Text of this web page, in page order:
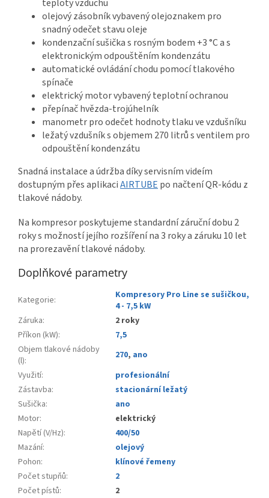
teploty vzduchu
olejový zásobník vybavený olejoznakem pro
snadný odečet stavu oleje
kondenzační sušička s rosným bodem +3 °C a s
elektronickým odpouštěním kondenzátu
automatické ovládání chodu pomocí tlakového
spínače
elektrický motor vybavený teplotní ochranou
přepínač hvězda-trojúhelník
manometr pro odečet hodnoty tlaku ve vzdušníku
ležatý vzdušník s objemem 270 litrů s ventilem pro
odpouštění kondenzátu
Snadná instalace a údržba díky servisním videím
dostupným přes aplikaciAIRTUBE po načtení QR-kódu z
tlakové nádoby.
Na kompresor poskytujeme standardní záruční dobu 2
roky s možností jejího rozšíření na 3 roky a záruku 10 let
na prorezavění tlakové nádoby.
Doplňkové parametry
Kategorie:
Kompresory Pro Line se sušičkou,
4 - 7,5 kW
Záruka:
2 roky
Příkon (kW):
7,5
Objem tlakové nádoby
(l): 270, ano
Využití:
profesionální
Zástavba:
stacionární ležatý
Sušička:
ano
Motor:
elektrický
Napětí (V/Hz):
400/50
Mazání:
olejový
Pohon:
klínové řemeny
Počet stupňů:
2
Počet pístů:
2